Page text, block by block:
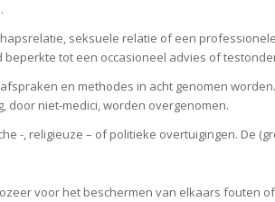
seksuele relatie of een
tot een occasioneel advies of
en methodes in acht genomen
door niet-medici, worden overgenomen.
, religieuze – of politieke overtuigingen. De
voor het beschermen van elkaars fouten